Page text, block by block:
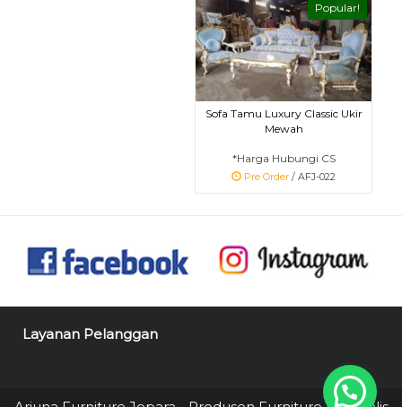
Popular!
Sofa Tamu Luxury Classic Ukir
Mewah
*Harga Hubungi CS
Pre Order / AFJ-022
Layanan Pelanggan